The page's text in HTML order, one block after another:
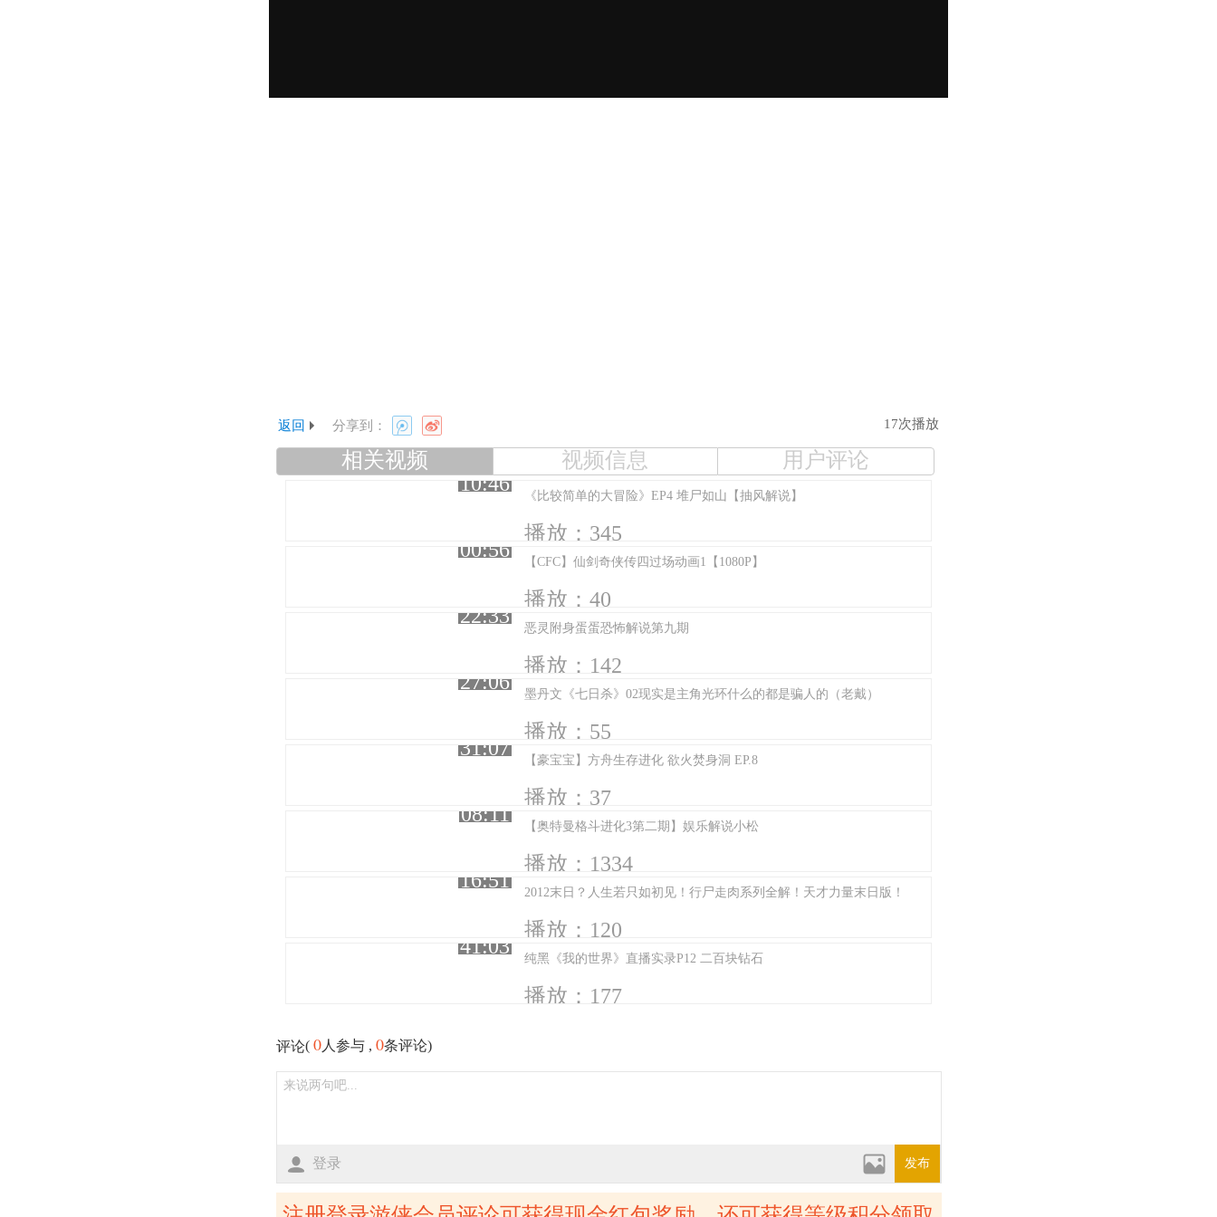
返回 分享到： 17次播放
相关视频 视频信息
用户评论
10:46
《比较简单的大冒险》EP4 堆尸如山【抽风解说】
播放：345
00:56
【CFC】仙剑奇侠传四过场动画1【1080P】
播放：40
22:33
恶灵附身蛋蛋恐怖解说第九期
播放：142
27:06
墨丹文《七日杀》02现实是主角光环什么的都是骗人的（老戴）
播放：55
31:07
【豪宝宝】方舟生存进化 欲火焚身洞 EP.8
播放：37
08:11
【奥特曼格斗进化3第二期】娱乐解说小松
播放：1334
16:51
2012末日？人生若只如初见！行尸走肉系列全解！天才力量末日版！
播放：120
41:03
纯黑《我的世界》直播实录P12 二百块钻石
播放：177
评论( 0人参与 , 0条评论)
登录 发布